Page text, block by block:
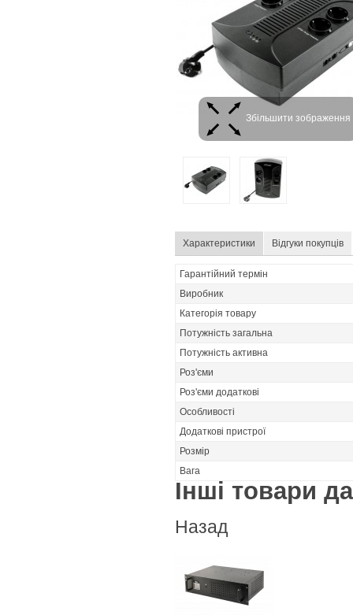
Збільшити зображення
Характеристики Відгуки покупців
Гарантійний термін
Виробник
Категорія товару
Потужність загальна
Потужність активна
Роз'єми
Роз'єми додаткові
Особливості
Додаткові пристрої
Розмір
Вага
Інші товари
Назад